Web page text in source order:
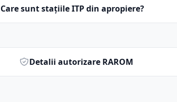
Care sunt stațiile ITP din apropiere?
Detalii autorizare RAROM